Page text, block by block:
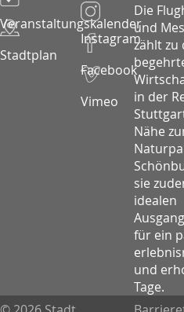
Veranstaltungskalender
Stadtplan
Instagram
Facebook
Vimeo
Die
und
zählt zu
in der
Nähe
sie
idealen
für ein
und
Tage.